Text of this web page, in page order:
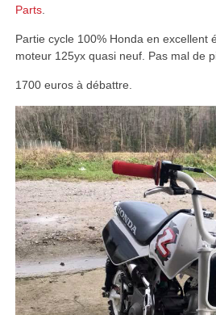
Parts.
Partie cycle 100% Honda en excellent
moteur 125yx quasi neuf. Pas mal de
1700 euros à débattre.